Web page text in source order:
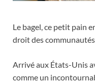
Le bagel, ce petit pain
droit des communautés
Arrivé aux États-Unis
comme un